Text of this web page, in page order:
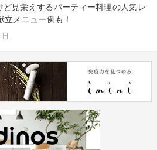
ど見栄えするパーティー料理の人気レ
立メニュー例も！